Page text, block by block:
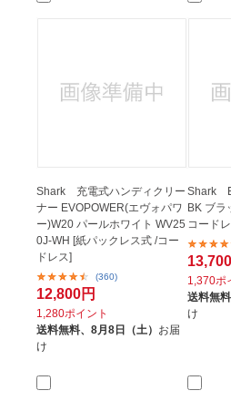
Shark 充電式ハンディクリー
ナー EVOPOWER(エヴォパワ
ー)W20 パールホワイト WV25
0J-WH [紙パックレス式 /コー
ドレス]
(360)
12,800円
1,280ポイント
送料無料、 8月8日（土） お届
け
Shark
BK ブラ
コード
1,370ポ
送料無
け